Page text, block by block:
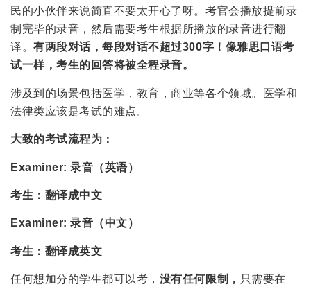
民的小伙伴来说简直不要太开心了呀。考官会播放提前录
制完毕的录音，然后需要考生根据所播放的录音进行翻
译。有两段对话，每段对话不超过300字！像雅思口语考
试一样，考生的回答将被全程录音。
涉及到的场景包括医学，教育，商业等各个领域。医学和
法律类应该是考试的难点。
大致的考试流程为：
Examiner: 录音（英语）
考生：翻译成中文
Examiner: 录音（中文）
考生：翻译成英文
任何想加分的学生都可以考， 没有任何限制， 只需要在